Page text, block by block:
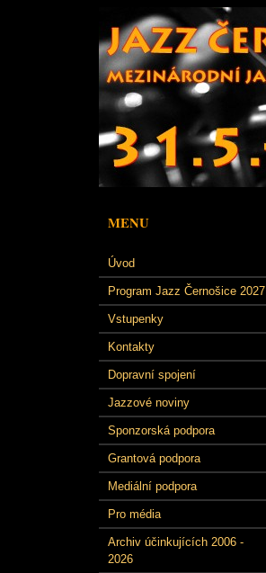
MENU
Úvod
Program Jazz Černošice 2027
Vstupenky
Kontakty
Dopravní spojení
Jazzové noviny
Sponzorská podpora
Grantová podpora
Mediální podpora
Pro média
Archiv účinkujících 2006 -
2026